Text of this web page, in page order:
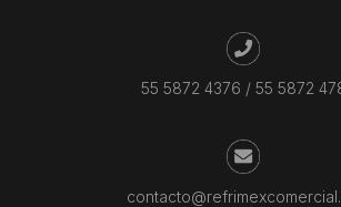
55 5872 4376 / 55 5872